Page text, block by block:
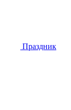
Праздник